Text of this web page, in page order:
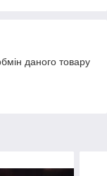
даного товару